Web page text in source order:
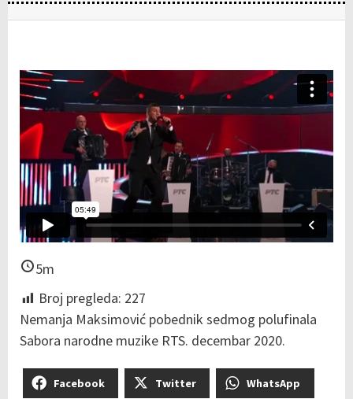
5m
Broj pregleda: 227
Nemanja Maksimović pobednik sedmog polufinala
Sabora narodne muzike RTS. decembar 2020.
Facebook Twitter WhatsApp